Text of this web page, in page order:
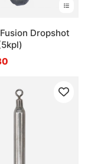
Dropshot